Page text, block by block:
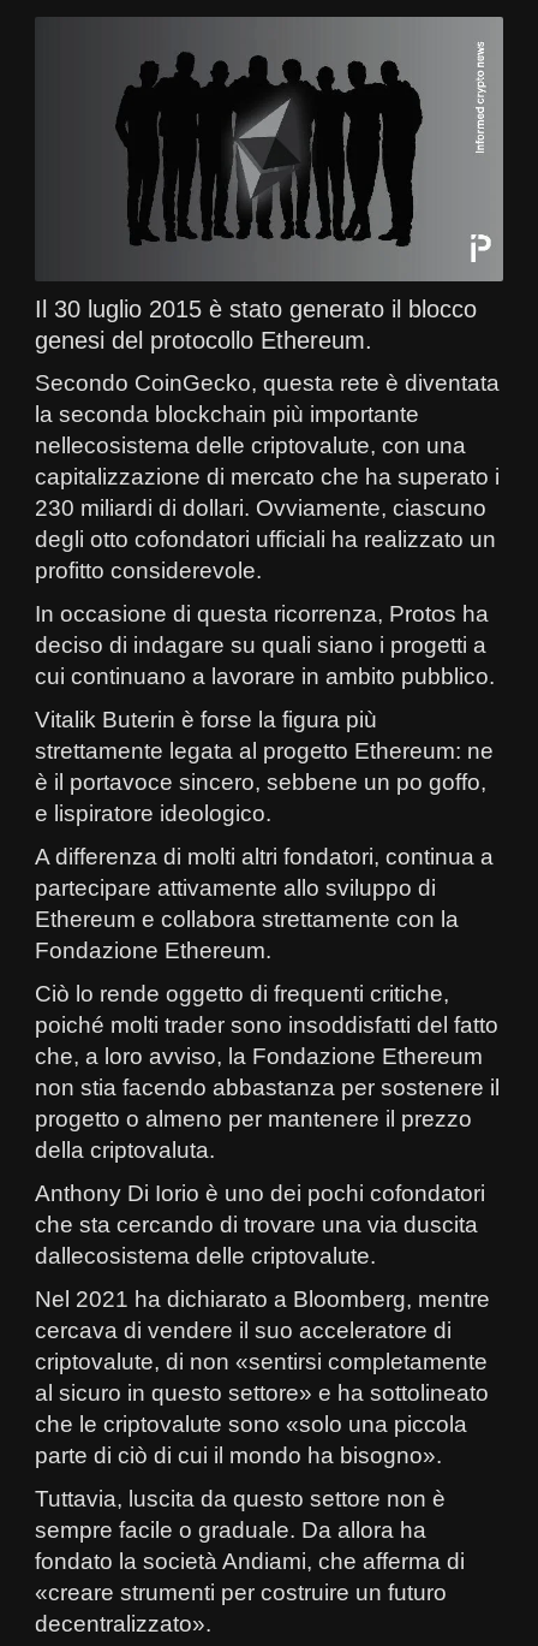
Il 30 luglio 2015 è stato generato il blocco
genesi del protocollo Ethereum.
Secondo CoinGecko, questa rete è diventata
la seconda blockchain più importante
nellecosistema delle criptovalute, con una
capitalizzazione di mercato che ha superato i
230 miliardi di dollari. Ovviamente, ciascuno
degli otto cofondatori ufficiali ha realizzato un
profitto considerevole.
In occasione di questa ricorrenza, Protos ha
deciso di indagare su quali siano i progetti a
cui continuano a lavorare in ambito pubblico.
Vitalik Buterin è forse la figura più
strettamente legata al progetto Ethereum: ne
è il portavoce sincero, sebbene un po goffo,
e lispiratore ideologico.
A differenza di molti altri fondatori, continua a
partecipare attivamente allo sviluppo di
Ethereum e collabora strettamente con la
Fondazione Ethereum.
Ciò lo rende oggetto di frequenti critiche,
poiché molti trader sono insoddisfatti del fatto
che, a loro avviso, la Fondazione Ethereum
non stia facendo abbastanza per sostenere il
progetto o almeno per mantenere il prezzo
della criptovaluta.
Anthony Di Iorio è uno dei pochi cofondatori
che sta cercando di trovare una via duscita
dallecosistema delle criptovalute.
Nel 2021 ha dichiarato a Bloomberg, mentre
cercava di vendere il suo acceleratore di
criptovalute, di non «sentirsi completamente
al sicuro in questo settore» e ha sottolineato
che le criptovalute sono «solo una piccola
parte di ciò di cui il mondo ha bisogno».
Tuttavia, luscita da questo settore non è
sempre facile o graduale. Da allora ha
fondato la società Andiami, che afferma di
«creare strumenti per costruire un futuro
decentralizzato».